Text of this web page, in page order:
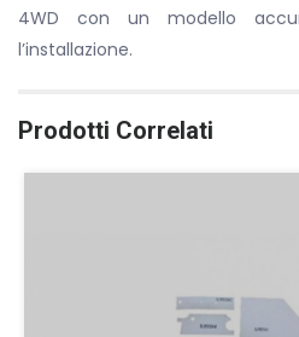
4WD con un modello
l’installazione.
Prodotti Correlati